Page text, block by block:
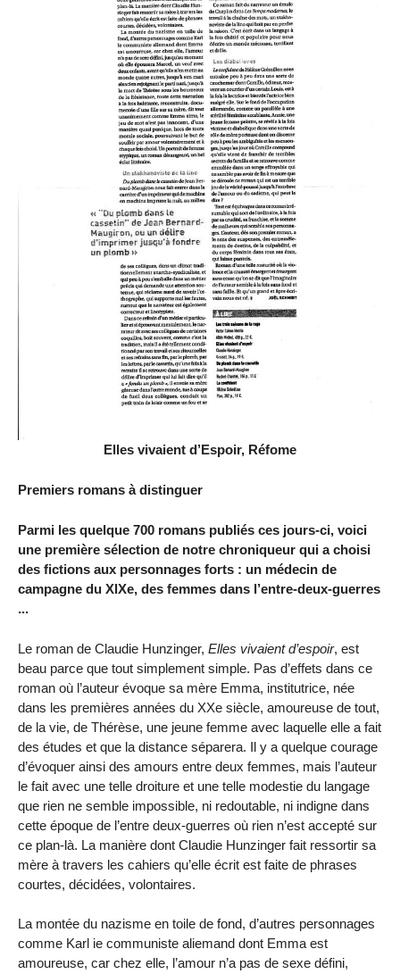
Elles vivaient d’Espoir, Réfome
Premiers romans à distinguer
Parmi les quelque 700 romans publiés ces jours-ci, voici
une première sélection de notre chroniqueur qui a choisi
des fictions aux personnages forts : un médecin de
campagne du XlXe, des femmes dans l’entre-deux-guerres
...
Le roman de Claudie Hunzinger, Elles vivaient d’espoir, est
beau parce que tout simplement simple. Pas d’effets dans ce
roman où l’auteur évoque sa mère Emma, institutrice, née
dans les premières années du XXe siècle, amoureuse de tout,
de la vie, de Thérèse, une jeune femme avec laquelle elle a fait
des études et que la distance séparera. Il y a quelque courage
d’évoquer ainsi des amours entre deux femmes, mais l’auteur
le fait avec une telle droiture et une telle modestie du langage
que rien ne semble impossible, ni redoutable, ni indigne dans
cette époque de l’entre deux-guerres où rien n’est accepté sur
ce plan-là. La manière dont Claudie Hunzinger fait ressortir sa
mère à travers les cahiers qu’elle écrit est faite de phrases
courtes, décidées, volontaires.
La montée du nazisme en toile de fond, d’autres personnages
comme Karl ie communiste aliemand dont Emma est
amoureuse, car chez elle, l’amour n’a pas de sexe défini,